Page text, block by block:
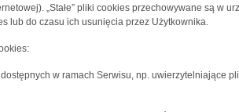
„Stałe” pliki cookies przechowywane są w
lub do czasu ich usunięcia przez Użytkownika.
w ramach Serwisu, np. uwierzytelniające